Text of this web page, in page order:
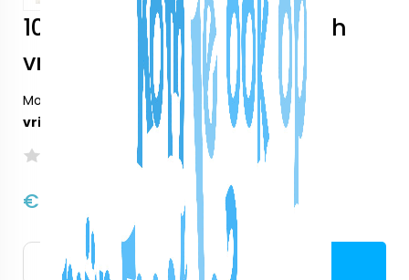
10 spellen voor een hilarisch
vrijgezellenfeest
Model:
10 spellen voor een hilarisch
vrijgezellenfeest
Nog niet beoordeeld
€3,00
Bestellen